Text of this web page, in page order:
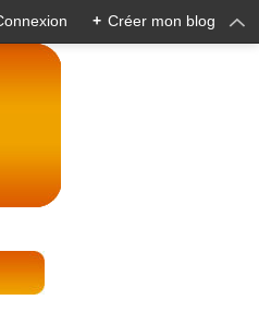
+ Créer mon blog